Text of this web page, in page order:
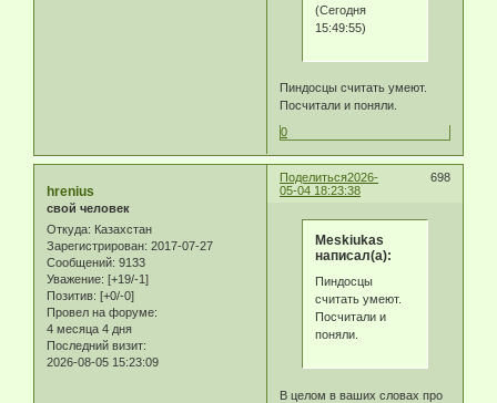
(Сегодня
15:49:55)
Пиндосцы считать умеют.
Посчитали и поняли.
0
Поделиться 698
2026-
05-04 18:23:38
hrenius
свой человек
Откуда: Казахстан
Зарегистрирован: 2017-07-27
Сообщений: 9133
Уважение: [+19/-1]
Позитив: [+0/-0]
Провел на форуме:
4 месяца 4 дня
Последний визит:
2026-08-05 15:23:09
Meskiukas
написал(а):
Пиндосцы
считать умеют.
Посчитали и
поняли.
В целом в ваших словах про